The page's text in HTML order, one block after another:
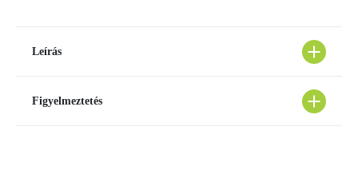
Leírás
Kollagén – mi ez, és
Figyelmeztetés